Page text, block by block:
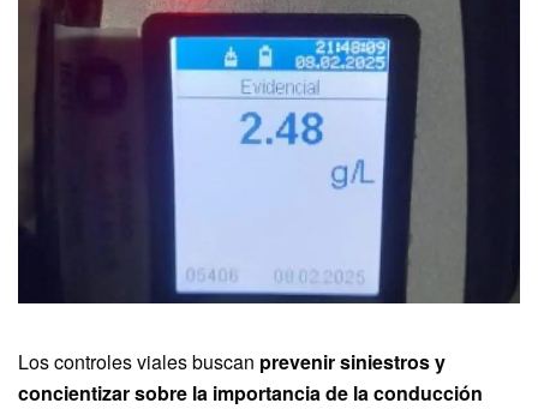
Los controles viales buscan prevenir siniestros y
concientizar sobre la importancia de la conducción